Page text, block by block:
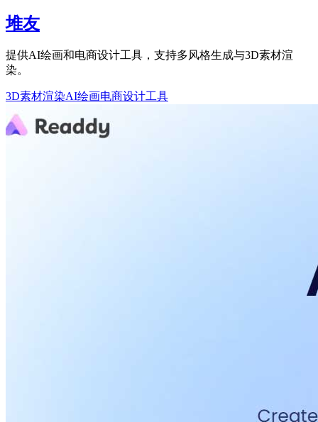
堆友
提供AI绘画和电商设计工具，支持多风格生成与3D素材渲
染。
3D素材渲染AI绘画电商设计工具